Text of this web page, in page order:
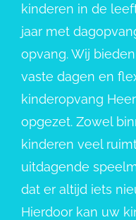
kinderen in de
jaar met
opvang. Wij
vaste dagen en
kinderopvang
opgezet. Zowel
kinderen veel
uitdagende
dat er altijd iets
Hierdoor kan uw